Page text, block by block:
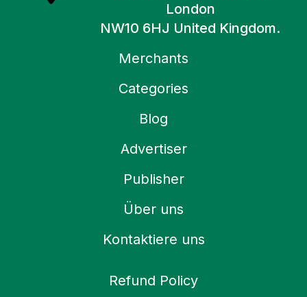
London
NW10 6HJ United Kingdom.
Merchants
Categories
Blog
Advertiser
Publisher
Über uns
Kontaktiere uns
Refund Policy